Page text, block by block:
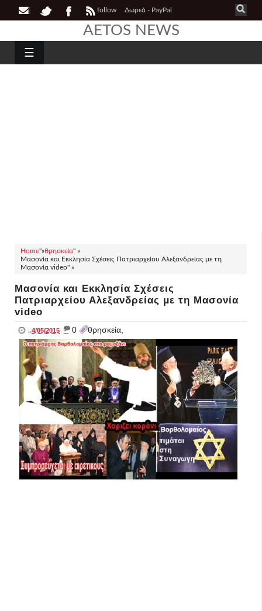
follow Δωρεά - PayPal
AETOS NEWS
☰
Home"»θρησκεία" »
Μασονία και Εκκλησία Σχέσεις Πατριαρχείου Αλεξανδρείας με τη
Μασονία video" »
Μασονία και Εκκλησία Σχέσεις
Πατριαρχείου Αλεξανδρείας με τη Μασονία
video
..4/05/2015 _ 0 θρησκεία,